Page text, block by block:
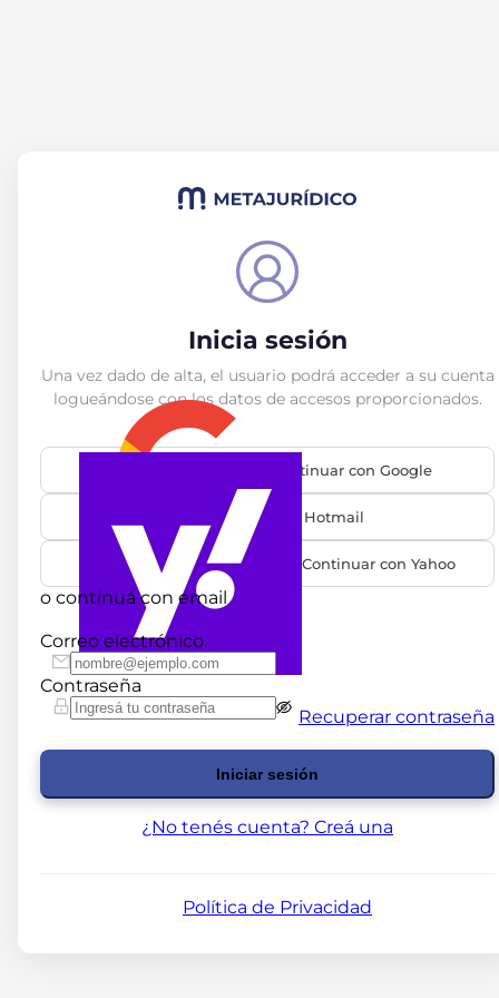
Inicia sesión
Una vez dado de alta, el usuario podrá acceder a su cuenta
logueándose con los datos de accesos proporcionados.
Continuar con Google
Continuar con Hotmail
Continuar con Yahoo
o continuá con email
Correo electrónico
Contraseña
Recuperar contraseña
Iniciar sesión
¿No tenés cuenta? Creá una
Política de Privacidad